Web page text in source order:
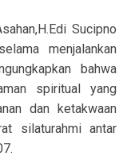
Sucipno
menjalankan
bahwa
spiritual yang
dan ketakwaan
silaturahmi antar